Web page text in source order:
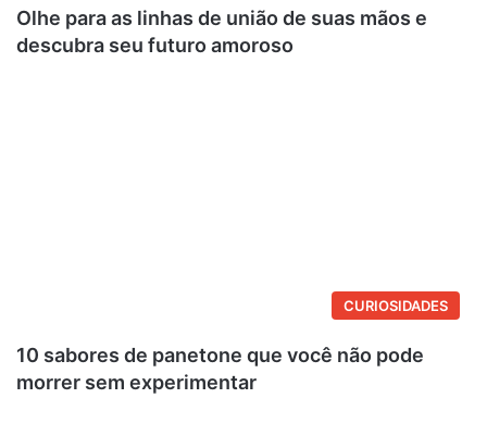
Olhe para as linhas de união de suas mãos e
descubra seu futuro amoroso
CURIOSIDADES
10 sabores de panetone que você não pode
morrer sem experimentar